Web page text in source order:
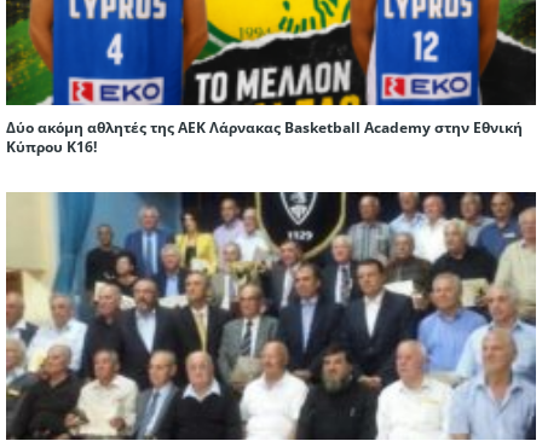
Δύο ακόμη αθλητές της ΑΕΚ Λάρνακας Basketball Academy στην Εθνική
Κύπρου Κ16!